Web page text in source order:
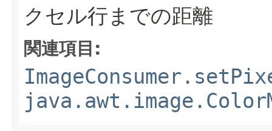
クセル行までの距離
関連項目: